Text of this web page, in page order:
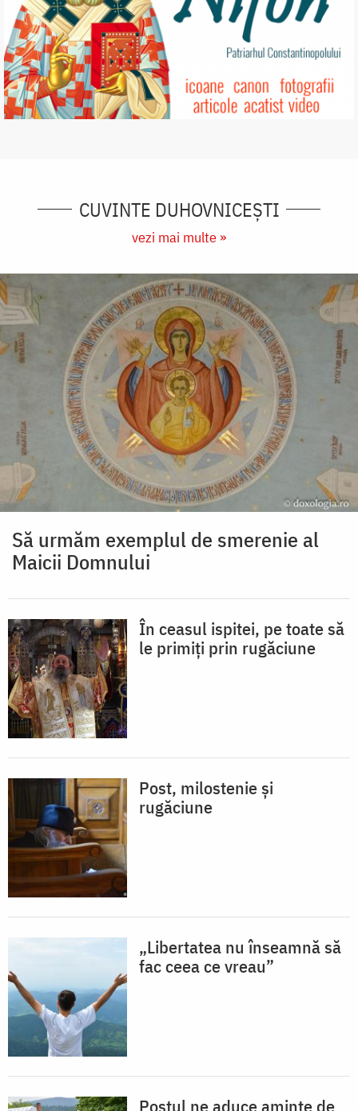
CUVINTE DUHOVNICEȘTI
vezi mai multe »
Să urmăm exemplul de smerenie al
Maicii Domnului
În ceasul ispitei, pe toate să
le primiți prin rugăciune
Post, milostenie și
rugăciune
„Libertatea nu înseamnă să
fac ceea ce vreau”
Postul ne aduce aminte de